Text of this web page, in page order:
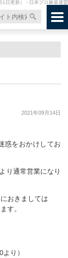
1日更新） - 日本プロ麻雀連盟
2021年09月14日
惑をおかけしてお
り通常営業になり
おきましては
す。
り）